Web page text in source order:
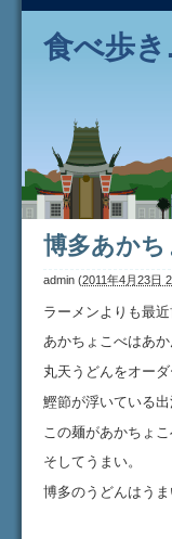
食べ歩
博多あか
admin (2011年4月23日
ラーメンよりも最近
あかちょこべはあか
丸天うどんをオーダ
鰹節が浮いている
この麺があかちょこ
そしてうまい。
博多のうどんはうま